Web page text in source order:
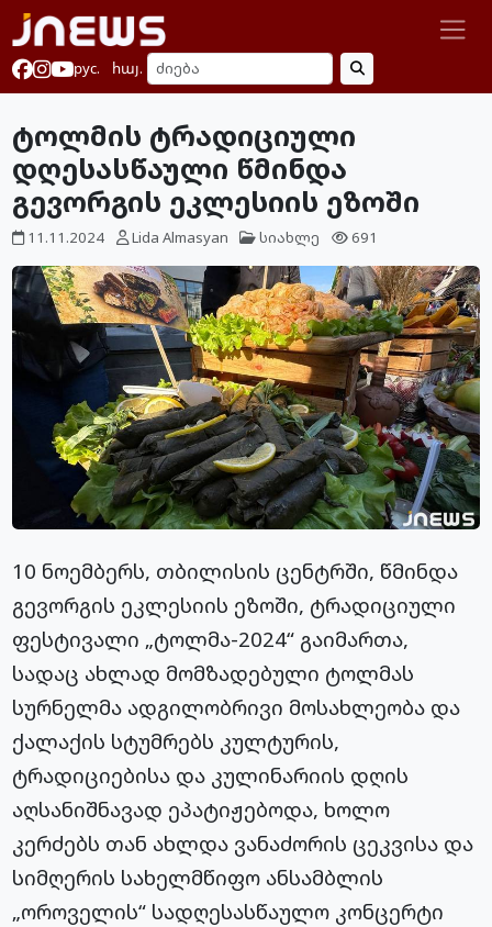
рус. հայ.
ტოლმის ტრადიციული
დღესასწაული წმინდა
გევორგის ეკლესიის ეზოში
11.11.2024 Lida Almasyan სიახლე 691
10 ნოემბერს, თბილისის ცენტრში, წმინდა
გევორგის ეკლესიის ეზოში, ტრადიციული
ფესტივალი „ტოლმა-2024“ გაიმართა,
სადაც ახლად მომზადებული ტოლმას
სურნელმა ადგილობრივი მოსახლეობა და
ქალაქის სტუმრებს კულტურის,
ტრადიციებისა და კულინარიის დღის
აღსანიშნავად ეპატიჟებოდა, ხოლო
კერძებს თან ახლდა ვანაძორის ცეკვისა და
სიმღერის სახელმწიფო ანსამბლის
„ოროველის“ სადღესასწაულო კონცერტი